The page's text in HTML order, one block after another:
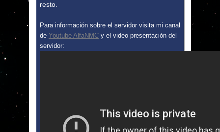
resto.
Para información sobre el servidor visita mi canal
de Youtube AlfaNMC y el video presentación del
servidor: